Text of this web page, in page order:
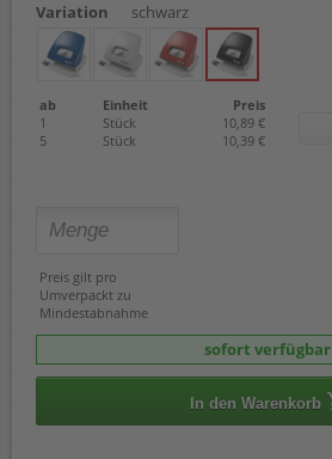
Variation
schwarz
ab Einheit
Preis
1
Stück
10,89 €
5
Stück 10,39 €
Preis gilt pro
Umverpackt zu
Mindestabnahme
sofort verfügbar
In den Warenkorb